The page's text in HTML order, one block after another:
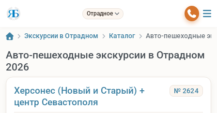
Отрадное
Экскурсии в Отрадном Каталог Авто-пешеходные
Авто-пешеходные экскурсии в Отрадном
2026
Херсонес (Новый и Старый) +
центр Севастополя
№ 2624